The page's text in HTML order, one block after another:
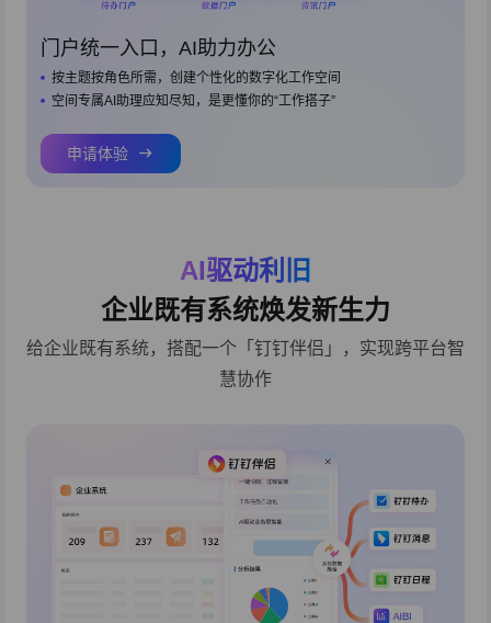
门户统一入口，AI助力办公
按主题按角色所需，创建个性化的数字化工作空间
空间专属AI助理应知尽知，是更懂你的“工作搭子”
申请体验
AI驱动利旧
企业既有系统焕发新生力
给企业既有系统，搭配一个「钉钉伴侣」，实现跨平台智
慧协作